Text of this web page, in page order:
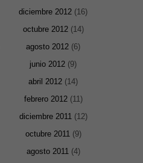
diciembre 2012 (16)
octubre 2012(14)
agosto 2012 (6)
junio 2012 (9)
abril 2012 (14)
febrero 2012(11)
diciembre 2011(12)
octubre 2011(9)
agosto 2011(4)